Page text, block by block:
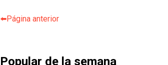
⬅️Página anterior
Popular de la semana